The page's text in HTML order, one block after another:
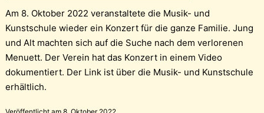
Am 8. Oktober 2022 veranstaltete die Musik- und
Kunstschule wieder ein Konzert für die ganze Familie. Jung
und Alt machten sich auf die Suche nach dem verlorenen
Menuett. Der Verein hat das Konzert in einem Video
dokumentiert. Der Link ist über die Musik- und Kunstschule
erhältlich.
Veröffentlicht am 8. Oktober 2022